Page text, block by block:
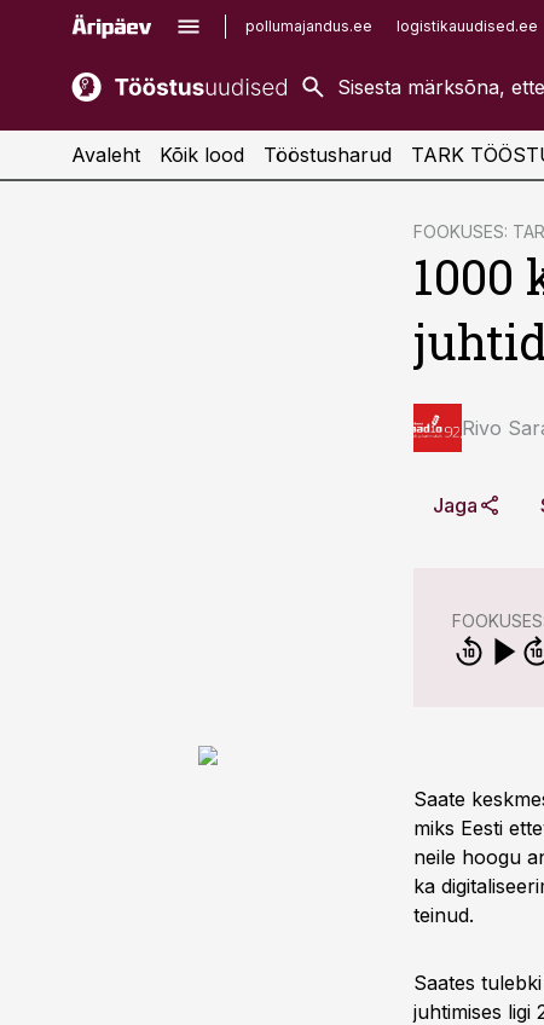
pollumajandus.ee logistikauudised.ee
kaubandus.ee
kinnisvarauudised.ee
imelineajalugu.ee
Avaleht Kõik lood Tööstusharud TARK
FOOKUSES:
1000
Rivo
Jaga
Saate
miks Eesti
neile hoogu
ka
teinud.
Saates
juhtimises ligi